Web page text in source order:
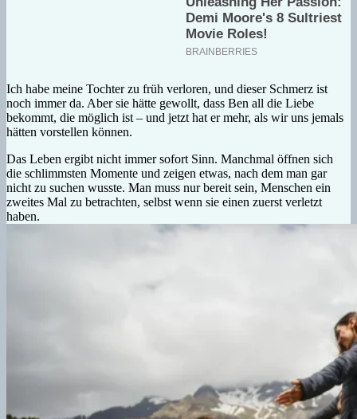
Ich habe meine Tochter zu früh verloren, und dieser Schmerz ist
noch immer da. Aber sie hätte gewollt, dass Ben all die Liebe
bekommt, die möglich ist – und jetzt hat er mehr, als wir uns jemals
hätten vorstellen können.
Das Leben ergibt nicht immer sofort Sinn. Manchmal öffnen sich
die schlimmsten Momente und zeigen etwas, nach dem man gar
nicht zu suchen wusste. Man muss nur bereit sein, Menschen ein
zweites Mal zu betrachten, selbst wenn sie einen zuerst verletzt
haben.